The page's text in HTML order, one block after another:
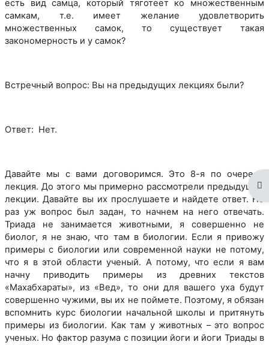
есть вид самца, который тяготеет ко множественным
самкам, т.е. имеет желание удовлетворить
множественных самок, то существует такая
закономерность и у самок?
Встречный вопрос: Вы на предыдущих лекциях были?
Ответ: Нет.
Давайте мы с вами договоримся. Это 8-я по очереди
лекция. До этого мы примерно рассмотрели предыдущие
лекции. Давайте вы их прослушаете и найдете ответ. Но
раз уж вопрос был задан, то начнем на него отвечать.
Триада не занимается животными, я совершенно не
биолог, я не знаю, что там в биологии. Если я привожу
примеры с биологии или современной науки не потому,
что я в этой области ученый. А потому, что если я вам
начну приводить примеры из древних текстов
«Махабхараты», из «Вед», то они для вашего уха будут
совершенно чужими, вы их не поймете. Поэтому, я обязан
вспомнить курс биологии начальной школы и притянуть
примеры из биологии. Как там у животных – это вопрос
ученых. Но фактор разума с позиции йоги и йоги Триады в